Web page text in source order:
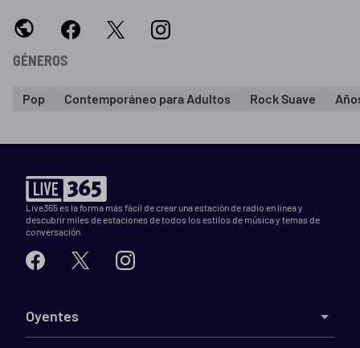
GÉNEROS
Pop Contemporáneo para Adultos Rock Suave
Live365 es la forma más fácil de crear una estación de radio en línea y
descubrir miles de estaciones de todos los estilos de música y temas de
conversación.
Oyentes